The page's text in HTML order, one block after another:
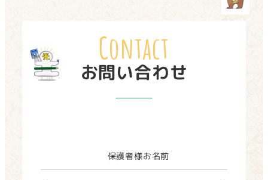
お問い合わせ
保護者様お名前